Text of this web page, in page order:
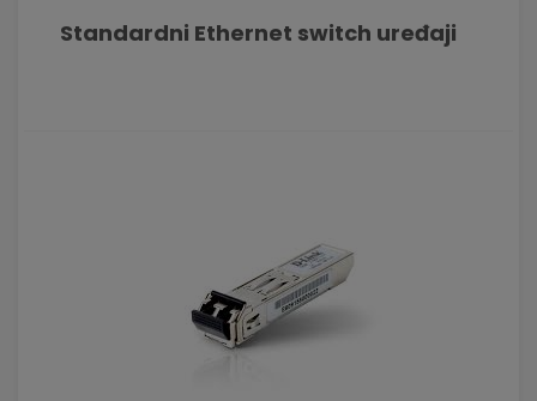
Standardni Ethernet switch uređaji